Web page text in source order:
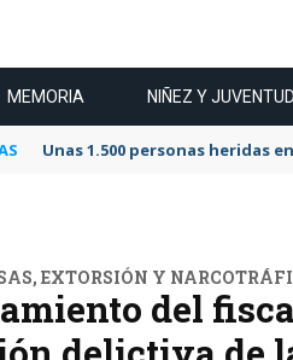
MEMORIA NIÑEZ Y JUVENTUD
Unas 1.500 personas heridas
EXTORSIÓN Y
del